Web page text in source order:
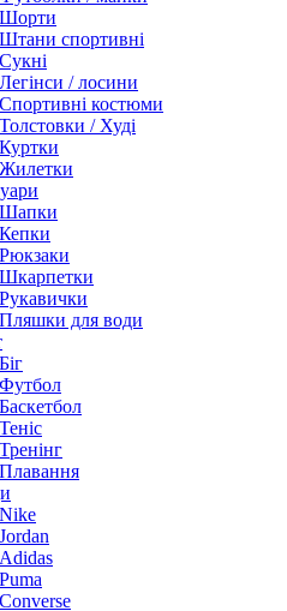
Шорти
Штани спортивні
Сукні
Легінси / лосини
Спортивні костюми
Толстовки / Худі
Куртки
Жилетки
Шапки
Кепки
Рюкзаки
Шкарпетки
Рукавички
Пляшки для води
Біг
Футбол
Баскетбол
Теніс
Тренінг
Плавання
Nike
Jordan
Adidas
Puma
Converse